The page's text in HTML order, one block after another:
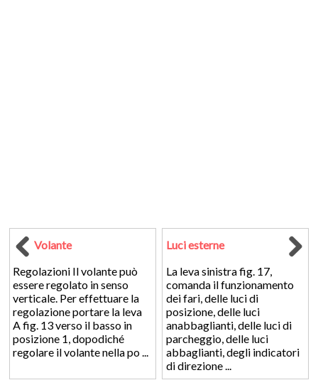
Volante
Regolazioni Il volante può
essere regolato in senso
verticale. Per effettuare la
regolazione portare la leva
A fig. 13 verso il basso in
posizione 1, dopodiché
regolare il volante nella po ...
Luci esterne
La leva sinistra fig. 17,
comanda il funzionamento
dei fari, delle luci di
posizione, delle luci
anabbaglianti, delle luci di
parcheggio, delle luci
abbaglianti, degli indicatori
di direzione ...